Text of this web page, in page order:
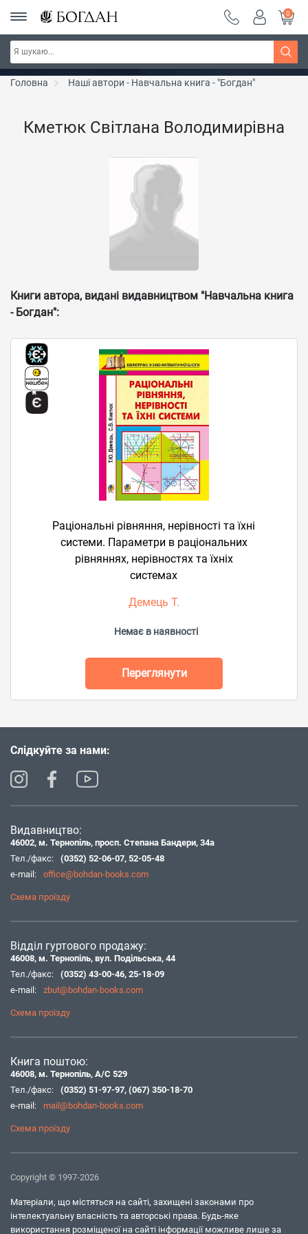
РОЗПРОДАЖ ~ 150 грн ~ 200 грн ~ 250 грн ~
300 грн ~ РОЗПРОДАЖ
Дізнатись більше
0
Головна Наші автори - Навчальна книга - "Богдан"
Кметюк Світлана Володимирівна
Книги автора, видані видавництвом "Навчальна книга
- Богдан":
Раціональні рівняння, нерівності та їхні
системи. Параметри в раціональних
рівняннях, нерівностях та їхніх
системах
Демець Т.
Немає в наявності
Переглянути
Слідкуйте за нами:
Видавництво:
46002, м. Тернопіль, просп. Степана Бандери, 34а
Тел./факс:
(0352) 52-06-07, 52-05-48
e-mail:
office@bohdan-books.com
Схема проїзду
Відділ гуртового продажу:
46008, м. Тернопіль, вул. Подільська, 44
Тел./факс:
(0352) 43-00-46, 25-18-09
e-mail:
zbut@bohdan-books.com
Схема проїзду
Книга поштою:
46008, м. Тернопіль, А/С 529
Тел./факс:
(0352) 51-97-97, (067) 350-18-70
e-mail:
mail@bohdan-books.com
Схема проїзду
Copyright © 1997-2026
Матеріали, що містяться на сайті, захищені законами про
інтелектуальну власність та авторські права. Будь-яке
використання розміщеної на сайті інформації можливе лише за